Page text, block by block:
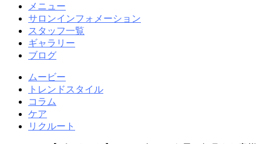
メニュー
サロンインフォメーション
スタッフ一覧
ギャラリー
ブログ
ムービー
トレンドスタイル
コラム
ケア
リクルート